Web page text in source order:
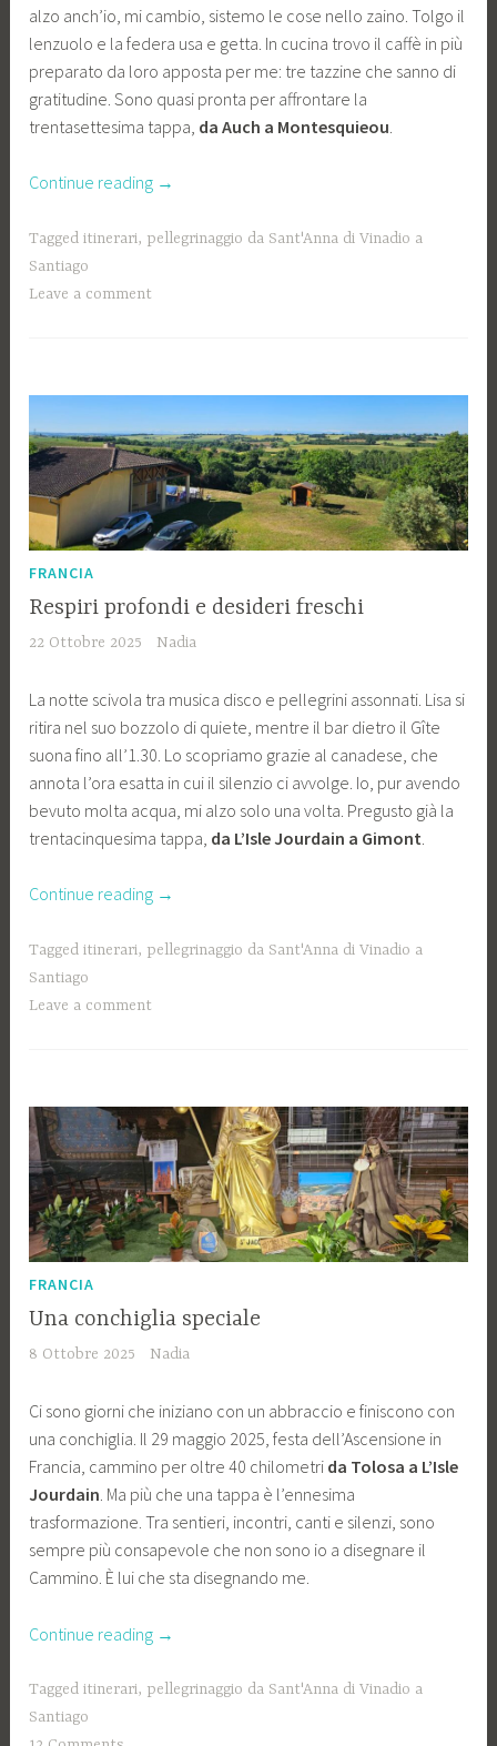
alzo anch’io, mi cambio, sistemo le cose nello zaino. Tolgo il
lenzuolo e la federa usa e getta. In cucina trovo il caffè in più
preparato da loro apposta per me: tre tazzine che sanno di
gratitudine. Sono quasi pronta per affrontare la
trentasettesima tappa, da Auch a Montesquieou
Continue reading “La
nella
→
Taggeditinerari, pellegrinaggio da Sant'Anna di Vinadio a
Santiago
Leave a comment
FRANCIA
Respiri profondi e desideri freschi
22 Ottobre 2025 Nadia
La notte scivola tra musica disco e pellegrini assonnati. Lisa si
ritira nel suo bozzolo di quiete, mentre il bar dietro il Gîte
suona fino all’1.30. Lo scopriamo grazie al canadese, che
annota l’ora esatta in cui il silenzio ci avvolge. Io, pur avendo
bevuto molta acqua, mi alzo solo una volta. Pregusto già la
trentacinquesima tappa, da L’Isle Jourdain a Gimont
Continue reading “Respiri
e
→
Taggeditinerari, pellegrinaggio da Sant'Anna di Vinadio a
Santiago
Leave a comment
FRANCIA
Una conchiglia speciale
8 Ottobre 2025 Nadia
Ci sono giorni che iniziano con un abbraccio e finiscono con
una conchiglia. Il 29 maggio 2025, festa dell’Ascensione in
Francia, cammino per oltre 40 chilometri da Tolosa a L’Isle
Jourdain . Ma più che una tappa è l’ennesima
trasformazione. Tra sentieri, incontri, canti e silenzi, sono
sempre più consapevole che non sono io a disegnare il
Cammino. È lui che sta disegnando me.
Continue reading “Una
speciale”
→
Taggeditinerari, pellegrinaggio da Sant'Anna di Vinadio a
Santiago